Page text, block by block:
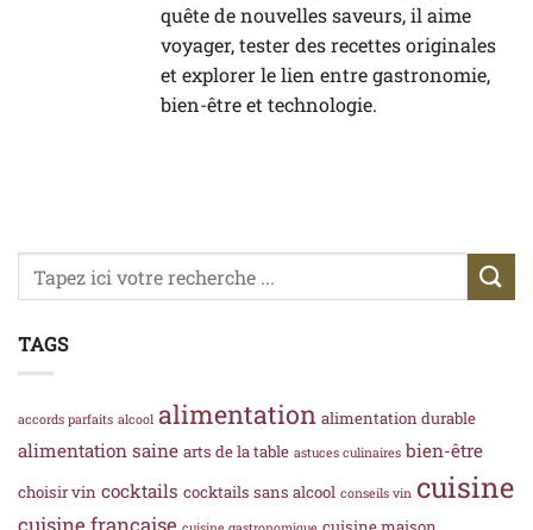
quête de nouvelles saveurs, il aime
voyager, tester des recettes originales
et explorer le lien entre gastronomie,
bien-être et technologie.
TAGS
accords parfaits alcool alimentation alimentation durable
alimentation saine arts de la table astuces culinaires bien-être
choisir vin cocktails cocktails sans alcool conseils vin cuisine